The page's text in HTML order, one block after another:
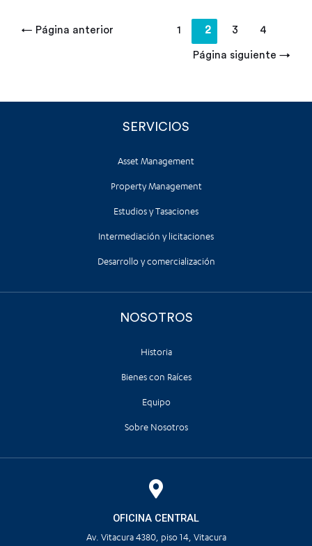
← Página anterior 1 2 3 4
Página siguiente →
SERVICIOS
Asset Management
Property Management
Estudios y Tasaciones
Intermediación y licitaciones
Desarrollo y comercialización
NOSOTROS
Historia
Bienes con Raíces
Equipo
Sobre Nosotros
OFICINA CENTRAL
Av. Vitacura 4380, piso 14, Vitacura